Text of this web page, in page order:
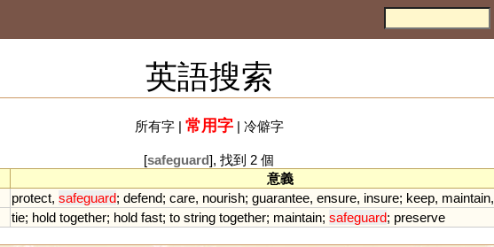
英語搜索
所有字| 常用字| 冷僻字
[safeguard], 找到 2 個
意義
protect, safeguard; defend; care, nourish; guarantee, ensure, insure; keep, maintain,
tie; hold together; hold fast; to string together; maintain; safeguard; preserve